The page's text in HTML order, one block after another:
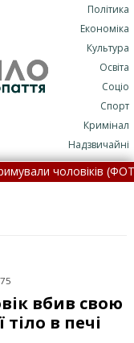
Політика
Економіка
Культура
Освіта
Соціо
Спорт
Кримінал
Надзвичайні
(ФОТО) •
вбив свою
тіло в печі